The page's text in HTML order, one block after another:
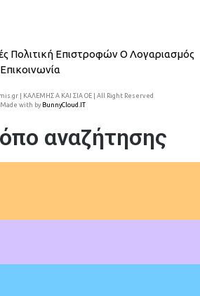
Πολιτική ΕπιστροφώνΟ Λογαριασμός
Επικοινωνία
| ΚΑΛΕΜΗΣ Α ΚΑΙ ΣΙΑ ΟΕ | All Right Reserved
Made with by BunnyCloud.IT
αναζήτησης